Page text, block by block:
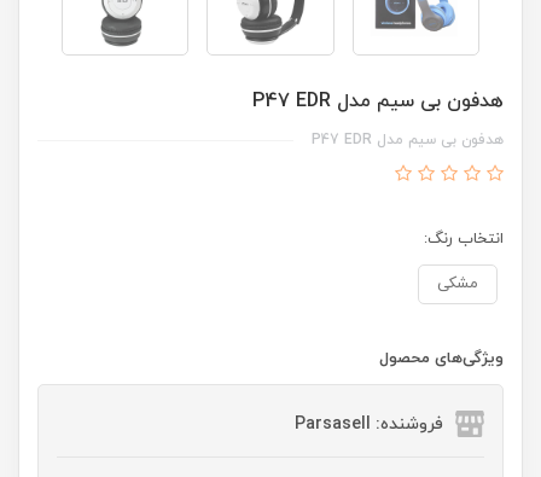
هدفون بی سیم مدل P47 EDR
هدفون بی سیم مدل P47 EDR
انتخاب رنگ:
مشکی
ویژگی‌های محصول
فروشنده: Parsasell